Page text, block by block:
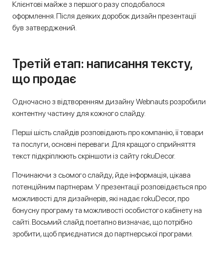
Клієнтові майже з першого разу сподобалося
оформлення. Після деяких доробок дизайн презентації
був затверджений.
Третій етап: написання тексту,
що продає
Одночасно з відтворенням дизайну Webnauts розробили
контентну частину для кожного слайду.
Перші шість слайдів розповідають про компанію, її товари
та послуги, основні переваги. Для кращого сприйняття
текст підкріплюють скріншоти із сайту rokuDecor.
Починаючи з сьомого слайду, йде інформація, цікава
потенційним партнерам. У презентації розповідається про
можливості для дизайнерів, які надає rokuDecor, про
бонусну програму та можливості особистого кабінету на
сайті. Восьмий слайд поетапно визначає, що потрібно
зробити, щоб приєднатися до партнерської програми.